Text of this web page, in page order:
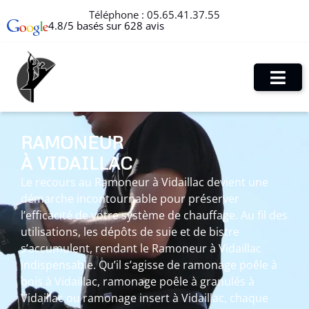
Téléphone : 05.65.41.37.55
4.8/5 basés sur 628 avis
RAMONEUR
À VIDAILLAC
Le recours au Ramoneur à Vidaillac devient une
démarche incontournable pour préserver
l’efficacité de votre système de chauffage. Au fil des
utilisations, les dépôts de suie et de bistre
s’accumulent, rendant le Ramoneur à Vidaillac
indispensable. Qu’il s’agisse de ramonage poêle à
bois à Vidaillac, ramonage poêle à granulés à
Vidaillac ou ramonage insert à Vidaillac, chaque